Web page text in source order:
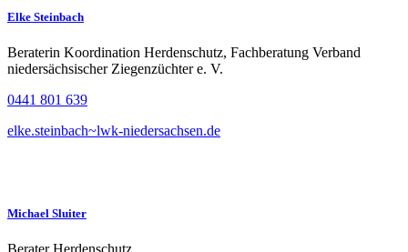
Elke Steinbach
Beraterin Koordination Herdenschutz, Fachberatung Verband
niedersächsischer Ziegenzüchter e. V.
0441 801 639
elke.steinbach~lwk-niedersachsen.de
Michael Sluiter
Berater Herdenschutz